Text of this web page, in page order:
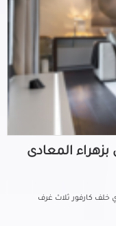
بزهراء المعادى
خلف كارفور ثلاث غرف